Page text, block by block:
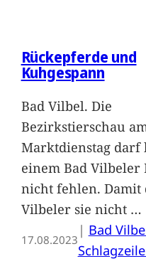
Rückepferde und
Kuhgespann
Bad Vilbel. Die
Bezirkstierschau
Marktdienstag darf
einem Bad Vilbeler
nicht fehlen. Damit
Vilbeler sie nicht …
17.08.2023
| Bad